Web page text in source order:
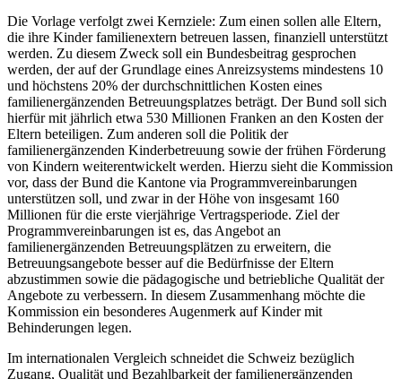
Die Vorlage verfolgt zwei Kernziele: Zum einen sollen alle Eltern,
die ihre Kinder familienextern betreuen lassen, finanziell unterstützt
werden. Zu diesem Zweck soll ein Bundesbeitrag gesprochen
werden, der auf der Grundlage eines Anreizsystems mindestens 10
und höchstens 20% der durchschnittlichen Kosten eines
familienergänzenden Betreuungsplatzes beträgt. Der Bund soll sich
hierfür mit jährlich etwa 530 Millionen Franken an den Kosten der
Eltern beteiligen. Zum anderen soll die Politik der
familienergänzenden Kinderbetreuung sowie der frühen Förderung
von Kindern weiterentwickelt werden. Hierzu sieht die Kommission
vor, dass der Bund die Kantone via Programmvereinbarungen
unterstützen soll, und zwar in der Höhe von insgesamt 160
Millionen für die erste vierjährige Vertragsperiode. Ziel der
Programmvereinbarungen ist es, das Angebot an
familienergänzenden Betreuungsplätzen zu erweitern, die
Betreuungsangebote besser auf die Bedürfnisse der Eltern
abzustimmen sowie die pädagogische und betriebliche Qualität der
Angebote zu verbessern. In diesem Zusammenhang möchte die
Kommission ein besonderes Augenmerk auf Kinder mit
Behinderungen legen.
Im internationalen Vergleich schneidet die Schweiz bezüglich
Zugang, Qualität und Bezahlbarkeit der familienergänzenden